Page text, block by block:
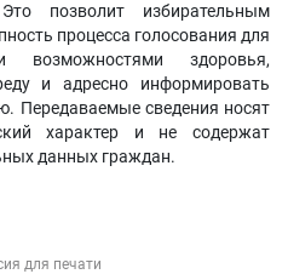
позволит избирательным
процесса голосования для
здоровья,
и адресно информировать
Передаваемые сведения носят
характер и не содержат
данных граждан.
для печати